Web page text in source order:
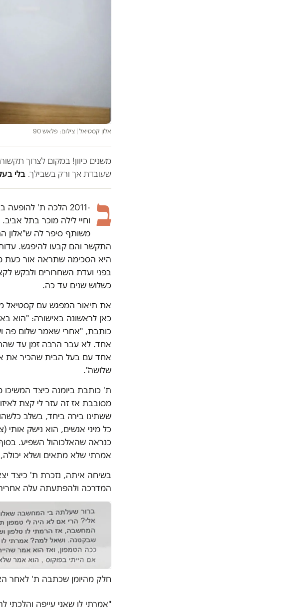
אלון קסטיאל | צילום: פלאש 90
משנים כיוון! במקום לצרוך
שעובדת אך ורק בשבילך. בלי
ב
-2011 הלכה ת'
וחיי לילה מוכר בתל
משותף סיפר לה ש"אלון
התקשר והם קבעו להיפגש.
היא הסכימה שתראה אור כעת
כשלוש שנים עד כה.
כאן לראשונה באישורה: "הוא
כותבת, "אחרי שאמר שלום פה
אחד. לא עבר הרבה זמן עד
אחד עם בעל הבית שהכיר את
שלושה".
ת' כותבת ביומנה כיצד המשיכו
מסובבת אז זה עזר לי קצת
ששתינו בירה ביחד, בשלב
כל מיני אנשים, הוא נישק אותי
כנראה שהאלכוהול השפיע.
אמרתי שלא מתאים ושלא יכולה,
בשיחה איתה, נזכרת ת' כיצד
המדרכה ולהפתעתה עלה
חלק מהיומן שכתבה ת' לאחר
"אמרתי לו שאני עייפה והלכתי